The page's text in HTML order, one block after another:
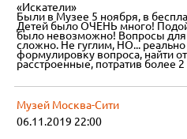
«Искатели»
Были в Музее 5 ноября, в
Детей было ОЧЕНЬ много!
было невозможно! Вопросы для
сложно. Не гуглим, НО...
формулировку вопроса, найти
расстроенные, потратив более 2
Музей Москва-Сити
06.11.2019 22:00